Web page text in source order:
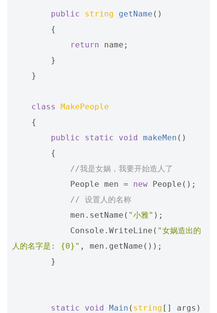
public string getName ()
{
return
name ;
}
}
class
MakePeople
{
public
static void makeMen ()
{
//我是女娲，我要开始造人了
People men = new People ();
// 设置人的名称
men . setName ( "小雅" );
Console . WriteLine ( "女娲造出的
人的名字是: {0}" , men . getName ());
}
static void Main ( string [] args )